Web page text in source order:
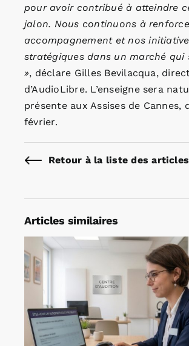
pour avoir contribué à atteindre
jalon. Nous continuons à
accompagnement et nos
stratégiques dans un marché qui
», déclare Gilles Bevilacqua,
d’AudioLibre. L’enseigne sera
présente aux Assises de Cannes,
février.
Retour à la liste des articles
Articles similaires